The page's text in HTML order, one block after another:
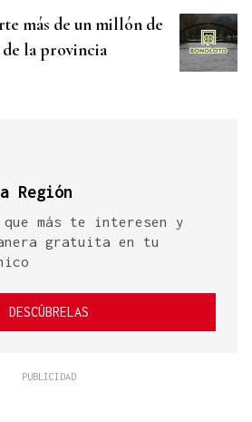
más de un millón de
de la provincia
Región
más te interesen y
gratuita en tu
DESCÚBRELAS